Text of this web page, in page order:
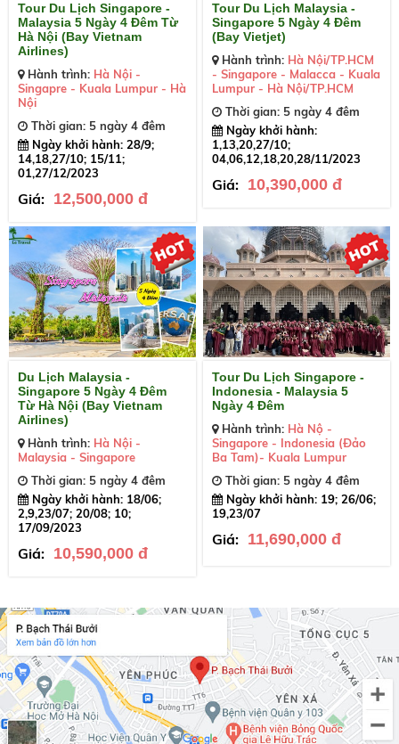
Tour Du Lịch Singapore -
Malaysia 5 Ngày 4 Đêm Từ
Hà Nội (Bay Vietnam
Airlines)
Hành trình: Hà Nội -
Singapre - Kuala Lumpur - Hà
Nội
Thời gian: 5 ngày 4 đêm
Ngày khởi hành: 28/9;
14,18,27/10; 15/11;
01,27/12/2023
Giá: 12,500,000 đ
Tour Du Lịch Malaysia -
Singapore 5 Ngày 4 Đêm
(Bay Vietjet)
Hành trình: Hà Nội/TP.HCM
- Singapore - Malacca - Kuala
Lumpur - Hà Nội/TP.HCM
Thời gian: 5 ngày 4 đêm
Ngày khởi hành:
1,13,20,27/10;
04,06,12,18,20,28/11/2023
Giá: 10,390,000 đ
Du Lịch Malaysia -
Singapore 5 Ngày 4 Đêm
Từ Hà Nội (Bay Vietnam
Airlines)
Hành trình: Hà Nội -
Malaysia - Singapore
Thời gian: 5 ngày 4 đêm
Ngày khởi hành: 18/06;
2,9,23/07; 20/08; 10;
17/09/2023
Giá: 10,590,000 đ
Tour Du Lịch Singapore -
Indonesia - Malaysia 5
Ngày 4 Đêm
Hành trình: Hà Nộ -
Singapore - Indonesia (Đảo
Ba Tam)- Kuala Lumpur
Thời gian: 5 ngày 4 đêm
Ngày khởi hành: 19; 26/06;
19,23/07
Giá: 11,690,000 đ